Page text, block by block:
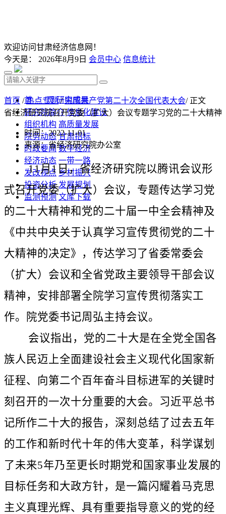
欢迎访问甘肃经济信息网！
今天是： 2026年8月9日 会员中心 信息统计
首 页 研究成果
研究院简介 信息化建设
组织机构 高质量发展
院务动态 甘肃招标
时政要闻 数字经济
经济动态 一带一路
发改视点 乡村振兴
投资分析 发展规划
监测预测 文库下载
首页 /热点专题/中国共产党第二十次全国代表大会/ 正文
省经济研究院召开党委（扩大）会议专题学习党的二十大精神
时间：2022-11-01
来源：省经济研究院办公室
11月1日，省经济研究院以腾讯会议形
式召开党委（扩大）会议，专题传达学习党
的二十大精神和党的二十届一中全会精神及
《中共中央关于认真学习宣传贯彻党的二十
大精神的决定》，传达学习了省委常委会
（扩大）会议和全省党政主要领导干部会议
精神，安排部署全院学习宣传贯彻落实工
作。院党委书记周弘主持会议。
会议指出，党的二十大是在全党全国各
族人民迈上全面建设社会主义现代化国家新
征程、向第二个百年奋斗目标进军的关键时
刻召开的一次十分重要的大会。习近平总书
记所作二十大的报告，深刻总结了过去五年
的工作和新时代十年的伟大变革，科学谋划
了未来5年乃至更长时期党和国家事业发展的
目标任务和大政方针，是一篇闪耀着马克思
主义真理光辉、具有重要指导意义的党的经